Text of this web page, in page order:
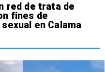
red de trata de
fines de
en Calama